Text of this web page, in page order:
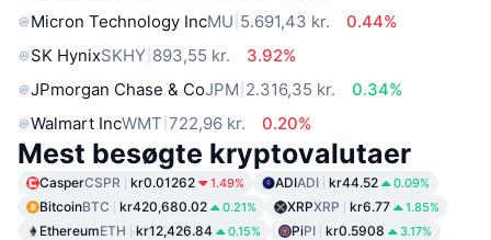
Micron Technology IncMU 5.691,43 kr.
0.44%
SK HynixSKHY 893,55 kr.
3.92%
JPmorgan Chase & CoJPM 2.316,35 kr.
0.34%
Walmart IncWMT 722,96 kr. 0.20%
Mest besøgte kryptovalutaer
CasperCSPR kr0.01262 1.49% ADIADI kr44.52 0.09%
BitcoinBTC kr420,680.02 0.21% XRPXRP kr6.77 1.85%
EthereumETH kr12,426.84 0.15% PiPI kr0.5908 3.17%